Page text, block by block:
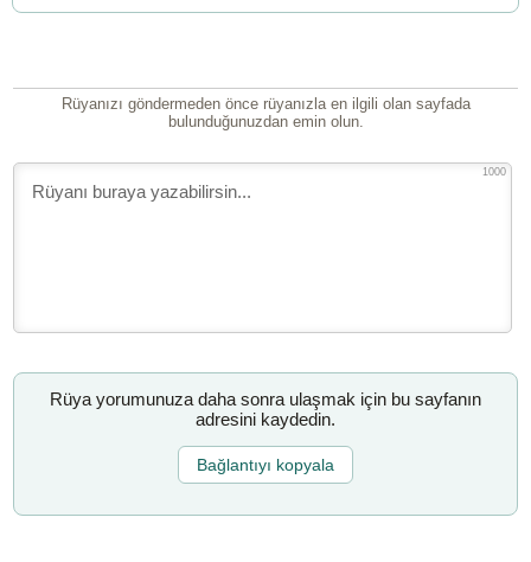
Rüyanızı göndermeden önce rüyanızla en ilgili olan sayfada
bulunduğunuzdan emin olun.
1000
Rüya yorumunuza daha sonra ulaşmak için bu sayfanın
adresini kaydedin.
Bağlantıyı kopyala